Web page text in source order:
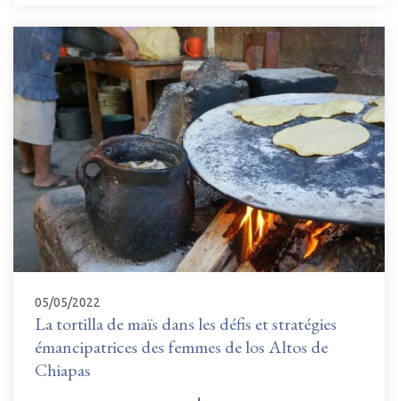
05/05/2022
La tortilla de maïs dans les défis et stratégies
émancipatrices des femmes de los Altos de
Chiapas